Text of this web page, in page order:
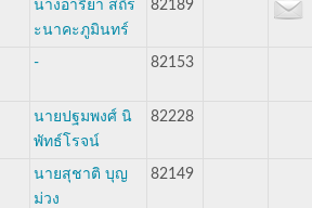
นางอารียา สถิร
ะนาคะภูมินทร์
82189
- 82153
นายปฐมพงศ์ นิ
พัทธ์โรจน์
82228
นายสุชาติ บุญ
ม่วง
82149